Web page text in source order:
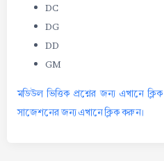
DC
DG
DD
GM
মডিউল ভিত্তিক প্রশ্নের জন্য এখানে
সাজেশনের জন্য এখানে ক্লিক করুন।